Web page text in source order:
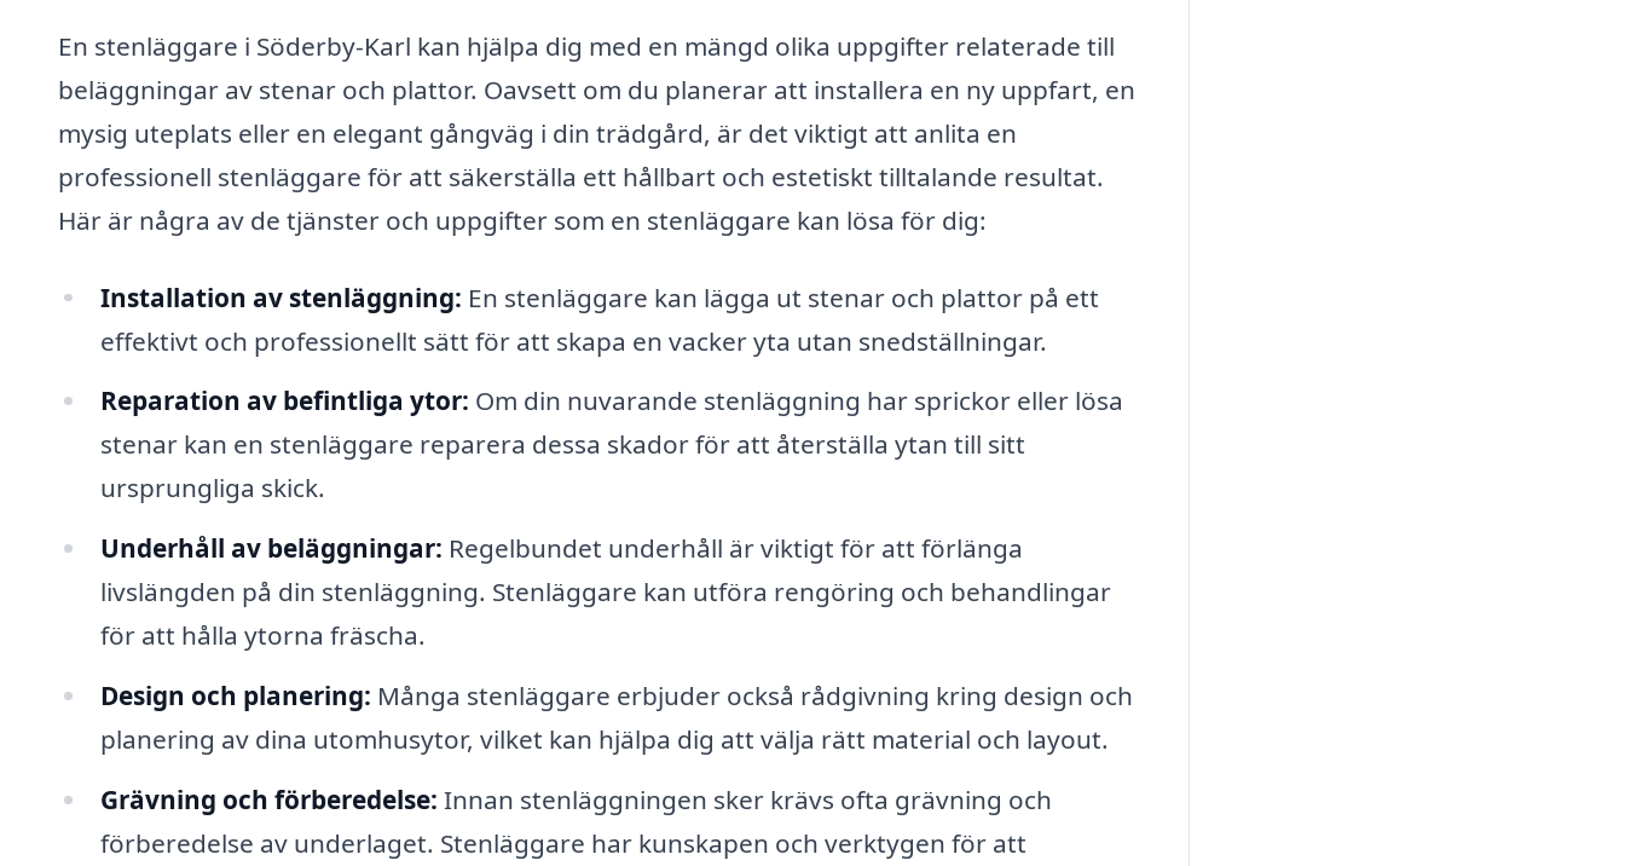
En stenläggare i Söderby-Karl kan hjälpa dig med en mängd olika uppgifter relaterade till
beläggningar av stenar och plattor. Oavsett om du planerar att installera en ny uppfart, en
mysig uteplats eller en elegant gångväg i din trädgård, är det viktigt att anlita en
professionell stenläggare för att säkerställa ett hållbart och estetiskt tilltalande resultat.
Här är några av de tjänster och uppgifter som en stenläggare kan lösa för dig:
Installation av stenläggning: En stenläggare kan lägga ut stenar och plattor på ett
effektivt och professionellt sätt för att skapa en vacker yta utan snedställningar.
Reparation av befintliga ytor: Om din nuvarande stenläggning har sprickor eller lösa
stenar kan en stenläggare reparera dessa skador för att återställa ytan till sitt
ursprungliga skick.
Underhåll av beläggningar: Regelbundet underhåll är viktigt för att förlänga
livslängden på din stenläggning. Stenläggare kan utföra rengöring och behandlingar
för att hålla ytorna fräscha.
Design och planering: Många stenläggare erbjuder också rådgivning kring design och
planering av dina utomhusytor, vilket kan hjälpa dig att välja rätt material och layout.
Grävning och förberedelse: Innan stenläggningen sker krävs ofta grävning och
förberedelse av underlaget. Stenläggare har kunskapen och verktygen för att